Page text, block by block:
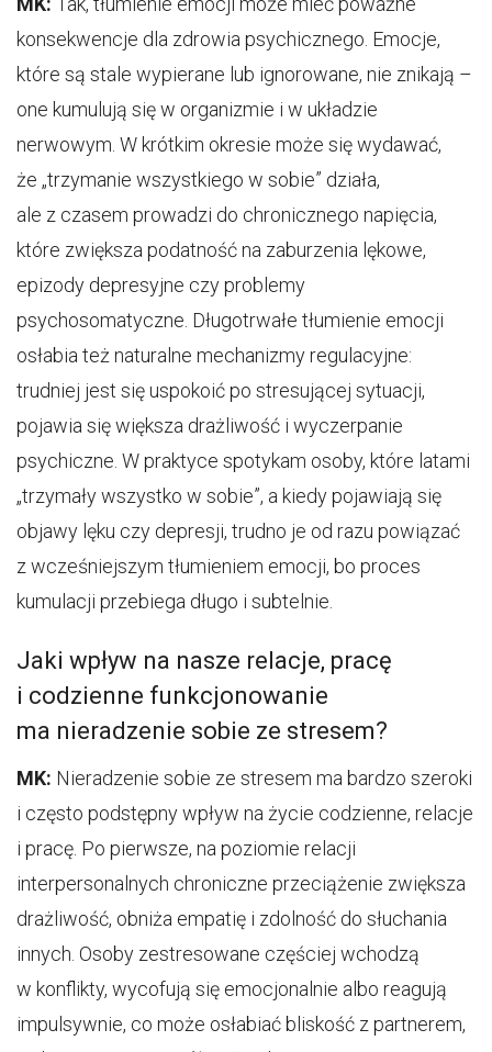
konsekwencje dla zdrowia psychicznego. Emocje,
które są stale wypierane lub ignorowane, nie znikają –
one kumulują się w organizmie i w układzie
nerwowym. W krótkim okresie może się wydawać,
że „trzymanie wszystkiego w sobie” działa,
ale z czasem prowadzi do chronicznego napięcia,
które zwiększa podatność na zaburzenia lękowe,
epizody depresyjne czy problemy
psychosomatyczne. Długotrwałe tłumienie emocji
osłabia też naturalne mechanizmy regulacyjne:
trudniej jest się uspokoić po stresującej sytuacji,
pojawia się większa drażliwość i wyczerpanie
psychiczne. W praktyce spotykam osoby, które latami
„trzymały wszystko w sobie”, a kiedy pojawiają się
objawy lęku czy depresji, trudno je od razu powiązać
z wcześniejszym tłumieniem emocji, bo proces
kumulacji przebiega długo i subtelnie.
Jaki wpływ na nasze relacje, pracę
i codzienne funkcjonowanie
ma nieradzenie sobie ze stresem?
MK: Nieradzenie sobie ze stresem ma bardzo szeroki
i często podstępny wpływ na życie codzienne, relacje
i pracę. Po pierwsze, na poziomie relacji
interpersonalnych chroniczne przeciążenie zwiększa
drażliwość, obniża empatię i zdolność do słuchania
innych. Osoby zestresowane częściej wchodzą
w konflikty, wycofują się emocjonalnie albo reagują
impulsywnie, co może osłabiać bliskość z partnerem,